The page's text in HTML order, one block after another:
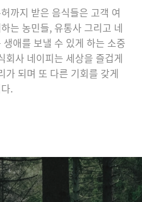
까지 받은 음식들은 고객 여
는 농민들, 유통사 그리고 네
애를 보낼 수 있게 하는 소중
회사 네이피는 세상을 즐겁게
가 되며 또 다른 기회를 갖게
.